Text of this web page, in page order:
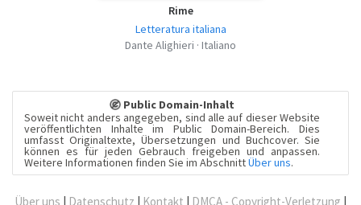
Rime
Letteratura italiana
Dante Alighieri · Italiano
Public Domain-Inhalt
Soweit nicht anders angegeben, sind alle auf dieser Website
veröffentlichten Inhalte im Public Domain-Bereich. Dies
umfasst Originaltexte, Übersetzungen und Buchcover. Sie
können es für jeden Gebrauch freigeben und anpassen.
Weitere Informationen finden Sie im AbschnittÜber uns.
Über uns Datenschutz Kontakt DMCA - Copyright-Verletzung